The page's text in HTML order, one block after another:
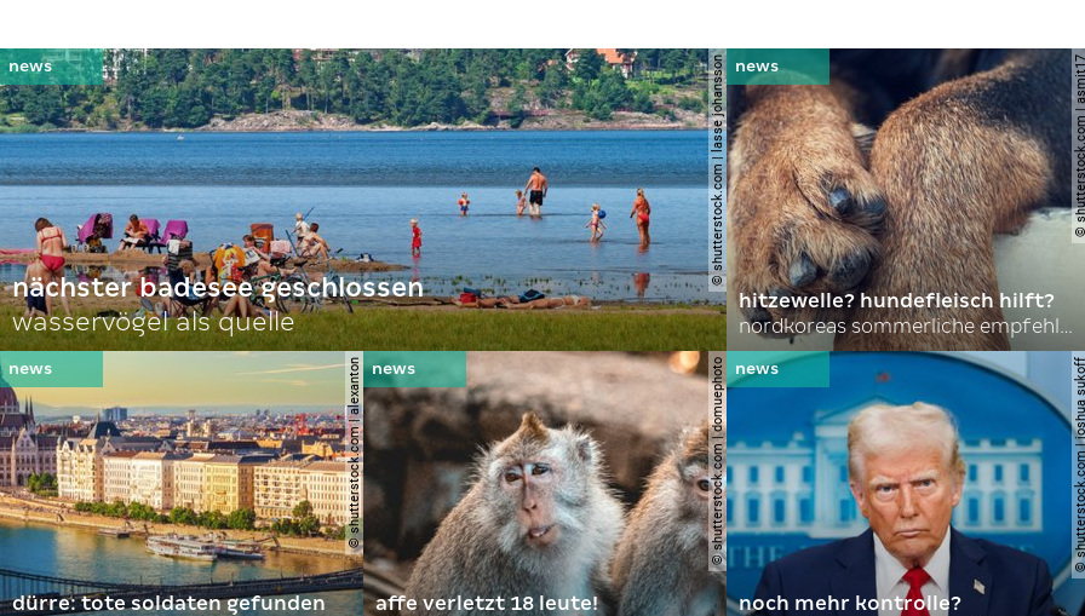
© shutterstock.com | lasse johansson
nächster badesee geschlossen
wasservögel als quelle
©
hitzewelle? hundefleisch hilft?
nordkoreas sommerliche empfehlungen
© shutterstock.com | alexanton
dürre: tote soldaten gefunden
© shutterstock.com | domuephoto
affe verletzt 18 leute!
©
noch mehr kontrolle?